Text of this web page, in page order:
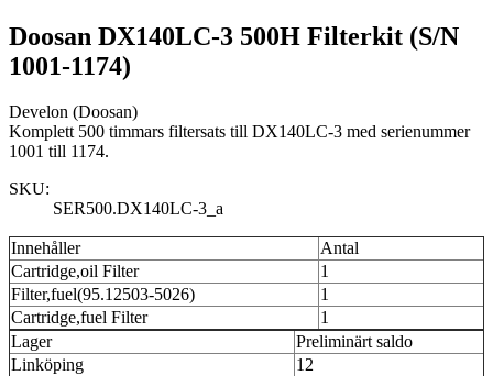
Doosan DX140LC-3 500H Filterkit (S/N
1001-1174)
Develon (Doosan)
Komplett 500 timmars filtersats till DX140LC-3 med serienummer
1001 till 1174.
SKU:
SER500.DX140LC-3_a
Innehåller
Antal
Cartridge,oil Filter
1
Filter,fuel(95.12503-5026)
1
Cartridge,fuel Filter
1
Lager
Preliminärt saldo
Linköping
12